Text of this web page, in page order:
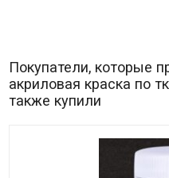
Покупатели, которые
акриловая краска по
также купили